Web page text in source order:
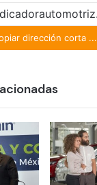
dirección corta ...